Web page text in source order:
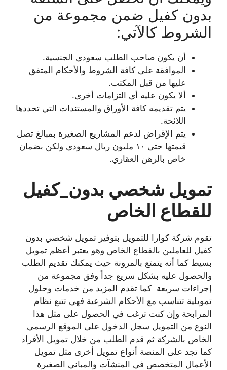
بدون كفيل ضمن مجموعة من
الشروط كالآتي:
أن يكون صاحب الطلب سعودي الجنسية.
الموافقة على كافة الشروط والأحكام المتفق
عليها من قبل المكتب.
ألا يكون عليه أي التزامات أخرى.
يتم تقديمه كافة الأوراق والمستندات التي تحددها
اللائحة.
يتم الإقراض لدعم المشاريع الصغيرة بمبالغ تصل
قيمتها حتى ١٠ مليون ريال سعودي ولكن بضمان
خاص بالرهن العقاري.
تمويل شخصي بدون_كفيل
للقطاع الخاص
تقوم شركة كوارا للتمويل بتوفير تمويل شخصي بدون
كفيل للعاملين بالقطاع الخاص وهو يعتبر أعظم تمويل
بسيط كما أنه يتمتع بالمرونة حيث يمكنك تقديم الطلب
والحصول عليه بشكل سريع جداً وفق مجموعة من
إجراءات سريعة كما تقدم المزيد من خدمات وحلول
تمويلية تتناسب مع الأحكام الشرعية فهي تتبع نظام
المرابحة وإن كنت ترغب في الحصول على مثل هذا
النوع من التمويل سجل الدخول على الموقع الرسمي
الخاص بالشركة ثم قدم الطلب من خلال تمويل الأفراد
كما تجد على المنصة أنواع تمويل أخرى مثل تمويل
الأعمال المتخصص في المنشآت والمباني الصغيرة